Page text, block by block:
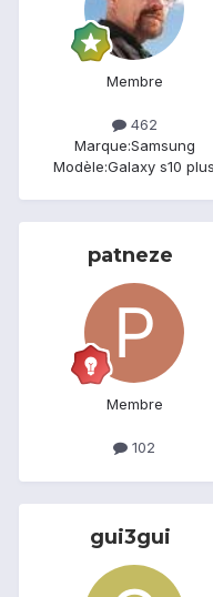
Membre
462
Marque:Samsung
Modèle:Galaxy s10 plus
patneze
Membre
102
gui3gui